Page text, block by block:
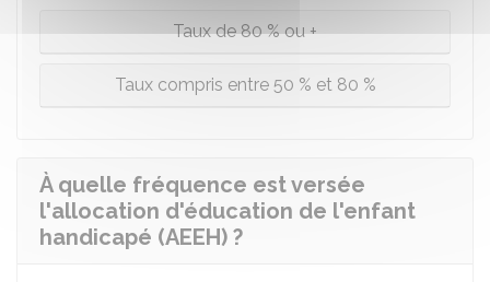
Taux de 80 % ou +
Taux compris entre 50 % et 80 %
À quelle fréquence est versée
l'allocation d'éducation de l'enfant
handicapé (AEEH) ?